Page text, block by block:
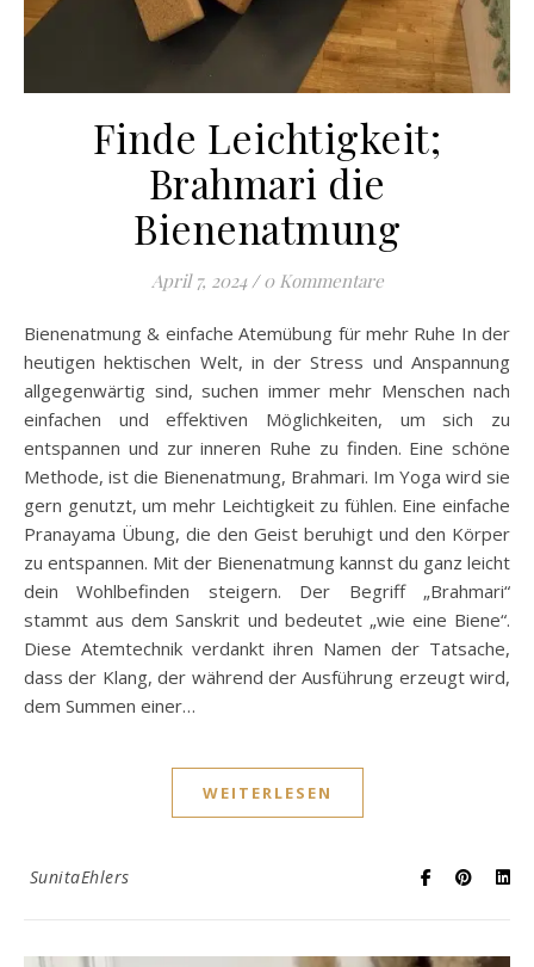
Finde Leichtigkeit;
Brahmari die
Bienenatmung
April 7, 2024 / 0 Kommentare
Bienenatmung & einfache Atemübung für mehr Ruhe In der
heutigen hektischen Welt, in der Stress und Anspannung
allgegenwärtig sind, suchen immer mehr Menschen nach
einfachen und effektiven Möglichkeiten, um sich zu
entspannen und zur inneren Ruhe zu finden. Eine schöne
Methode, ist die Bienenatmung, Brahmari. Im Yoga wird sie
gern genutzt, um mehr Leichtigkeit zu fühlen. Eine einfache
Pranayama Übung, die den Geist beruhigt und den Körper
zu entspannen. Mit der Bienenatmung kannst du ganz leicht
dein Wohlbefinden steigern. Der Begriff „Brahmari“
stammt aus dem Sanskrit und bedeutet „wie eine Biene“.
Diese Atemtechnik verdankt ihren Namen der Tatsache,
dass der Klang, der während der Ausführung erzeugt wird,
dem Summen einer…
WEITERLESEN
SunitaEhlers